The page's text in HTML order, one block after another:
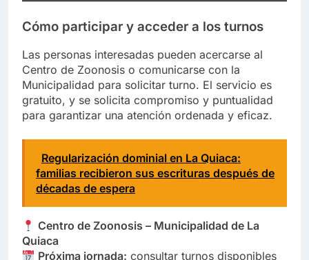
Cómo participar y acceder a los turnos
Las personas interesadas pueden acercarse al
Centro de Zoonosis o comunicarse con la
Municipalidad para solicitar turno. El servicio es
gratuito, y se solicita compromiso y puntualidad
para garantizar una atención ordenada y eficaz.
Regularización dominial en La Quiaca:
familias recibieron sus escrituras después de
décadas de espera
Centro de Zoonosis – Municipalidad de La
Quiaca
Próxima jornada: consultar turnos disponibles